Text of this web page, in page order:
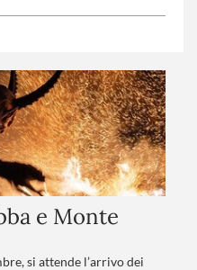
e Monte
si attende l’arrivo dei